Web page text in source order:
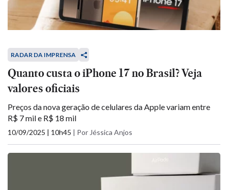
RADAR DA IMPRENSA
Quanto custa o iPhone 17 no Brasil? Veja
valores oficiais
Preços da nova geração de celulares da Apple variam entre
R$ 7 mil e R$ 18 mil
10/09/2025 | 10h45 | Por Jéssica Anjos